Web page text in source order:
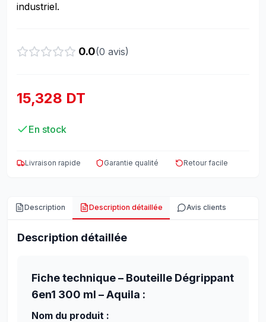
industriel.
0.0(0 avis)
15,328 DT
En stock
Livraison rapide Garantie qualité Retour facile
Description Description détaillée Avis clients
Description détaillée
Fiche technique – Bouteille Dégrippant
6en1 300 ml – Aquila :
Nom du produit :